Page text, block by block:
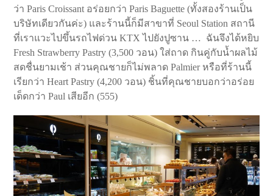
ว่า Paris Croissant อร่อยกว่า Paris Baguette (ทั้งสองร้านเป็น
บริษัทเดียวกันค่ะ) และร้านนี้ก็มีสาขาที่ Seoul Station สถานี
ที่เราแวะไปขึ้นรถไฟด่วน KTX ไปยังปูซาน … ฉันจึงได้หยิบ
Fresh Strawberry Pastry (3,500 วอน) ใส่ถาด กินคู่กับน้ำผลไม้
สดชื่นยามเช้า ส่วนคุณชายก็ไม่พลาด Palmier หรือที่ร้านนี้
เรียกว่า Heart Pastry (4,200 วอน) ชิ้นที่คุณชายบอกว่าอร่อย
เด็ดกว่า Paul เสียอีก (555)